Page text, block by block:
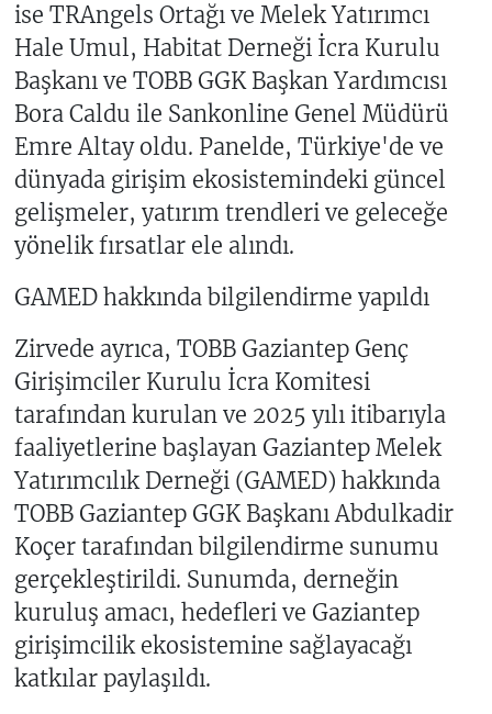
ise TRAngels Ortağı ve Melek Yatırımcı
Hale Umul, Habitat Derneği İcra Kurulu
Başkanı ve TOBB GGK Başkan Yardımcısı
Bora Caldu ile Sankonline Genel Müdürü
Emre Altay oldu. Panelde, Türkiye'de ve
dünyada girişim ekosistemindeki güncel
gelişmeler, yatırım trendleri ve geleceğe
yönelik fırsatlar ele alındı.
GAMED hakkında bilgilendirme yapıldı
Zirvede ayrıca, TOBB Gaziantep Genç
Girişimciler Kurulu İcra Komitesi
tarafından kurulan ve 2025 yılı itibarıyla
faaliyetlerine başlayan Gaziantep Melek
Yatırımcılık Derneği (GAMED) hakkında
TOBB Gaziantep GGK Başkanı Abdulkadir
Koçer tarafından bilgilendirme sunumu
gerçekleştirildi. Sunumda, derneğin
kuruluş amacı, hedefleri ve Gaziantep
girişimcilik ekosistemine sağlayacağı
katkılar paylaşıldı.